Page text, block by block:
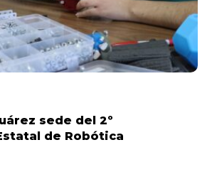
sede del 2º
de Robótica